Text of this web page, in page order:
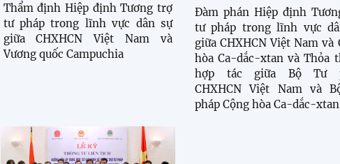
Thẩm định Hiệp định Tương trợ
tư pháp trong lĩnh vực dân sự
giữa CHXHCN Việt Nam và
Vương quốc Campuchia
Đàm phán Hiệp định
tư pháp trong lĩnh vực
giữa CHXHCN Việt Nam và
hòa Ca-dắc-xtan và Thỏa
hợp tác giữa Bộ Tư
CHXHCN Việt Nam và
pháp Cộng hòa Ca-dắc-xtan